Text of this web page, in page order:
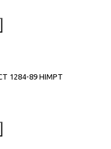
1284-89 HIMPT